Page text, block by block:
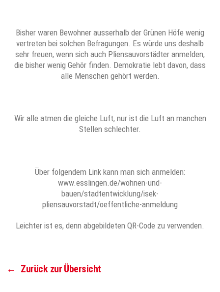
Bisher waren Bewohner ausserhalb der Grünen Höfe wenig
vertreten bei solchen Befragungen. Es würde uns deshalb
sehr freuen, wenn sich auch Pliensauvorstädter anmelden,
die bisher wenig Gehör finden. Demokratie lebt davon, dass
alle Menschen gehört werden.
Wir alle atmen die gleiche Luft, nur ist die Luft an manchen
Stellen schlechter.
Über folgendem Link kann man sich anmelden:
www.esslingen.de/wohnen-und-
bauen/stadtentwicklung/isek-
pliensauvorstadt/oeffentliche-anmeldung
Leichter ist es, denn abgebildeten QR-Code zu verwenden.
← Zurück zur Übersicht